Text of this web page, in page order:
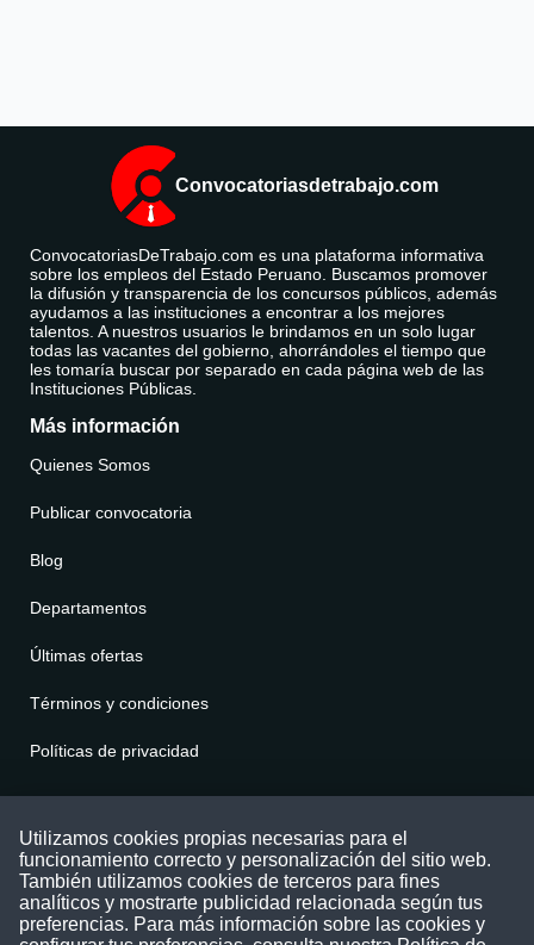
Convocatoriasdetrabajo.com
ConvocatoriasDeTrabajo.com es una plataforma informativa
sobre los empleos del Estado Peruano. Buscamos promover
la difusión y transparencia de los concursos públicos, además
ayudamos a las instituciones a encontrar a los mejores
talentos. A nuestros usuarios le brindamos en un solo lugar
todas las vacantes del gobierno, ahorrándoles el tiempo que
les tomaría buscar por separado en cada página web de las
Instituciones Públicas.
Más información
Quienes Somos
Publicar convocatoria
Blog
Departamentos
Últimas ofertas
Términos y condiciones
Políticas de privacidad
Puede comunicarse con nosotros a través
nuestras redes sociales o del correo:
contacto@convocatoriasdetrabajo.com
Utilizamos cookies propias necesarias para el
funcionamiento correcto y personalización del sitio web.
También utilizamos cookies de terceros para fines
analíticos y mostrarte publicidad relacionada según tus
preferencias. Para más información sobre las cookies y